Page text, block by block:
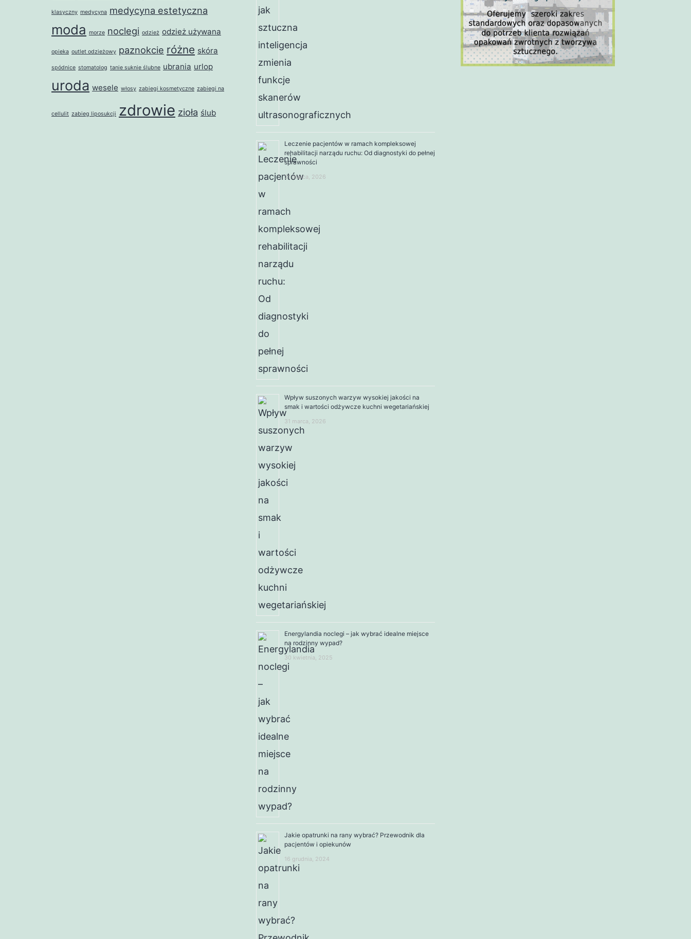
klasyczny medycyna medycyna estetyczna
moda morze noclegi odzież odzież używana
opieka outlet odzieżowy paznokcie różne skóra
spódnice stomatolog tanie suknie ślubne ubrania urlop
uroda wesele włosy zabiegi kosmetyczne zabiegi na
cellulit zabieg liposukcji zdrowie zioła ślub
Leczenie pacjentów w ramach kompleksowej
rehabilitacji narządu ruchu: Od diagnostyki do pełnej
sprawności
31 marca, 2026
Wpływ suszonych warzyw wysokiej jakości na
smak i wartości odżywcze kuchni wegetariańskiej
31 marca, 2026
Energylandia noclegi – jak wybrać idealne miejsce
na rodzinny wypad?
30 kwietnia, 2025
Jakie opatrunki na rany wybrać? Przewodnik dla
pacjentów i opiekunów
16 grudnia, 2024